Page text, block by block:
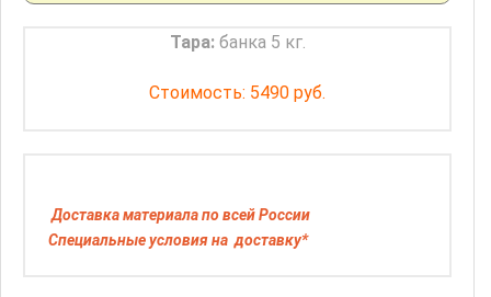
Тара: банка 5 кг.
Стоимость: 5490 руб.
Доставка материала по всей России
Специальные условия на доставку*